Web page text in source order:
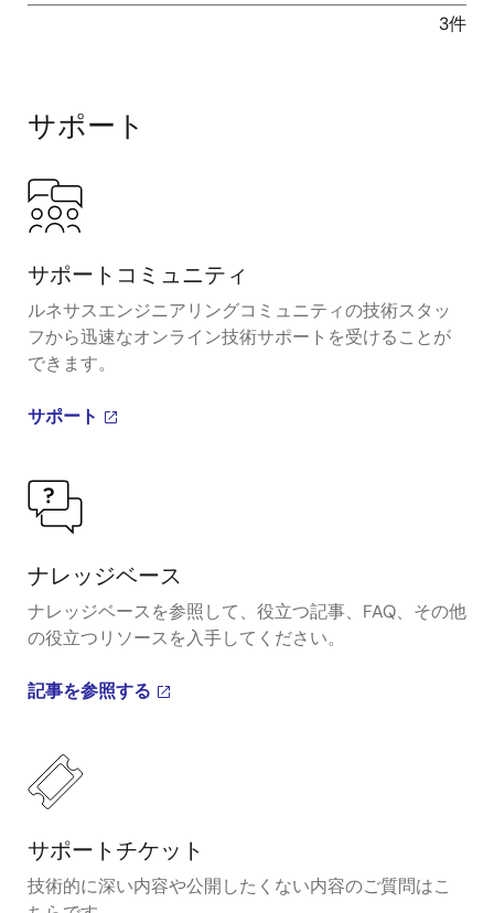
3件
サポート
サポートコミュニティ
ルネサスエンジニアリングコミュニティの技術スタッ
フから迅速なオンライン技術サポートを受けることが
できます。
サポート
ナレッジベース
ナレッジベースを参照して、役立つ記事、FAQ、その他
の役立つリソースを入手してください。
記事を参照する
サポートチケット
技術的に深い内容や公開したくない内容のご質問はこ